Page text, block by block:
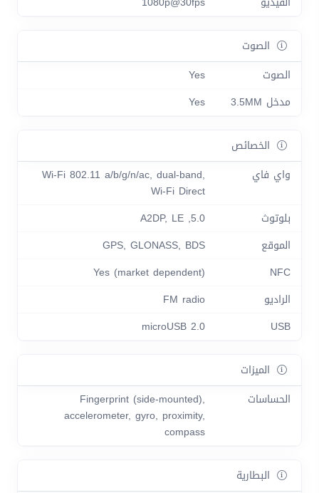
الصوت
الصوت
Yes
مدخل 3.5MM
Yes
الخصائص
واي فاي
Wi-Fi 802.11 a/b/g/n/ac, dual-band,
Wi-Fi Direct
بلوتوث
5.0, A2DP, LE
الموقع
GPS, GLONASS, BDS
NFC
Yes (market dependent)
الراديو
FM radio
USB
microUSB 2.0
الميزات
الحساسات
Fingerprint (side-mounted),
accelerometer, gyro, proximity,
compass
البطارية